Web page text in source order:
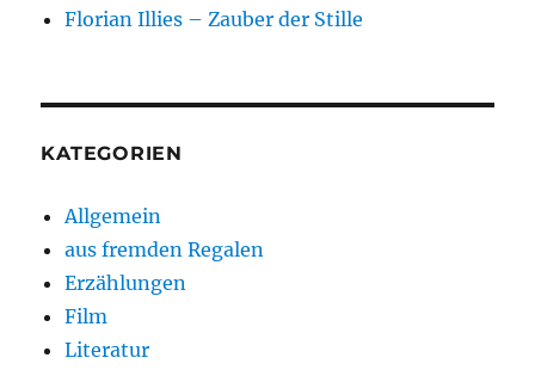
Florian Illies – Zauber der Stille
KATEGORIEN
Allgemein
aus fremden Regalen
Erzählungen
Film
Literatur